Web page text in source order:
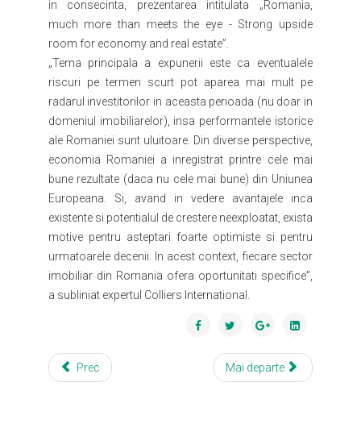
in consecinta, prezentarea intitulata „Romania,
much more than meets the eye - Strong upside
room for economy and real estate”.
„Tema principala a expunerii este ca eventualele
riscuri pe termen scurt pot aparea mai mult pe
radarul investitorilor in aceasta perioada (nu doar in
domeniul imobiliarelor), insa performantele istorice
ale Romaniei sunt uluitoare. Din diverse perspective,
economia Romaniei a inregistrat printre cele mai
bune rezultate (daca nu cele mai bune) din Uniunea
Europeana. Si, avand in vedere avantajele inca
existente si potentialul de crestere neexploatat, exista
motive pentru asteptari foarte optimiste si pentru
urmatoarele decenii. In acest context, fiecare sector
imobiliar din Romania ofera oportunitati specifice”,
a subliniat expertul Colliers International.
Prec Mai departe